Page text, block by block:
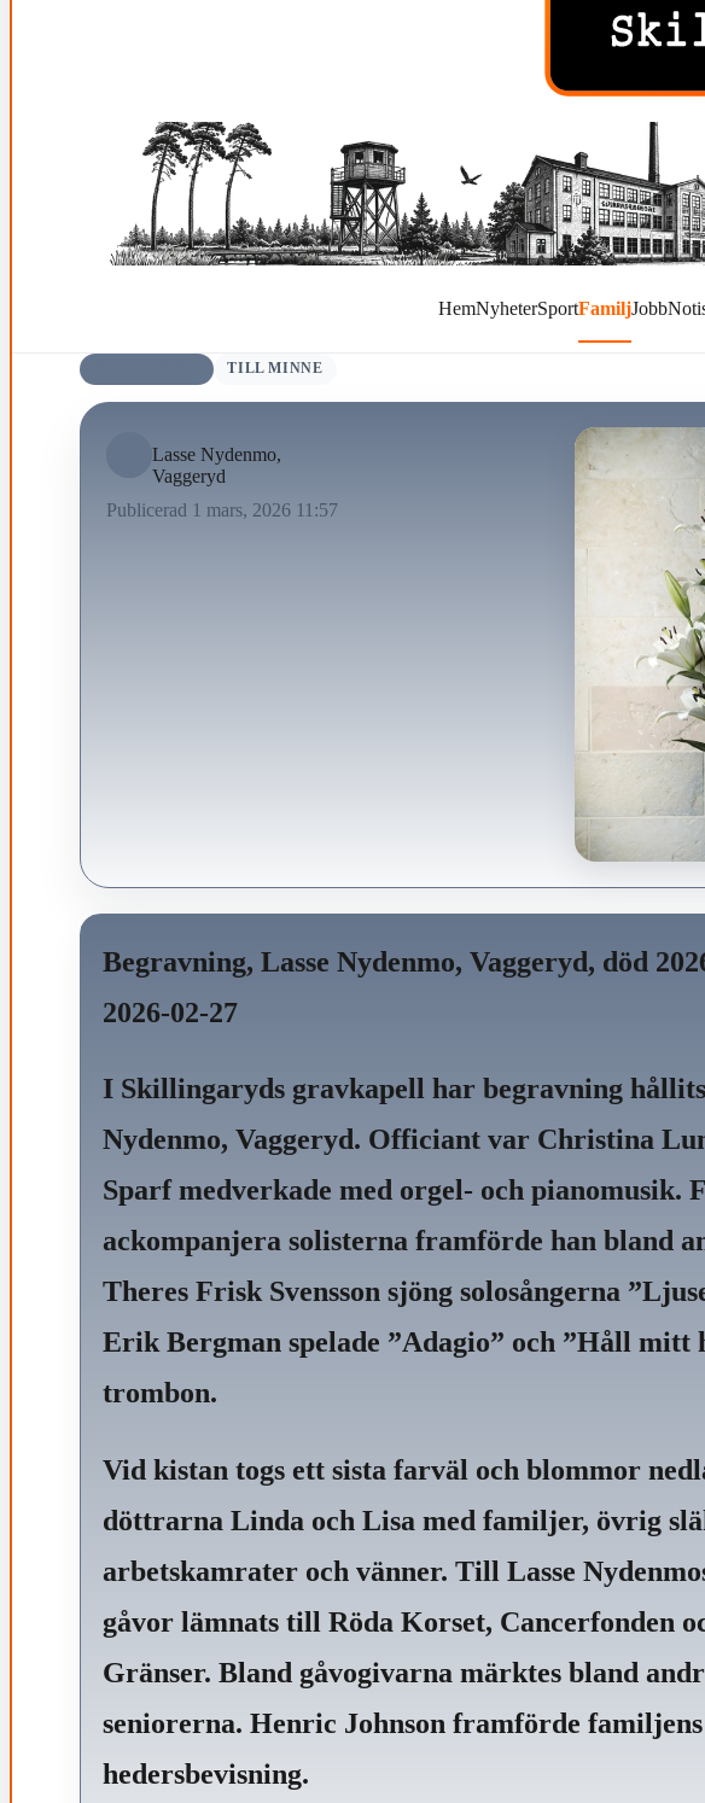
HemNyheterSportFamiljJobb
TILL MINNE
Lasse Nydenmo,
Vaggeryd
Publicerad 1 mars, 2026 11:57
Begravning, Lasse Nydenmo, Vaggeryd, död
2026-02-27
I Skillingaryds gravkapell har begravning
Nydenmo, Vaggeryd. Officiant var Christina
Sparf medverkade med orgel- och pianomusik.
ackompanjera solisterna framförde han bland
Theres Frisk Svensson sjöng solosångerna
Erik Bergman spelade ”Adagio” och ”Håll mitt
trombon.
Vid kistan togs ett sista farväl och blommor
döttrarna Linda och Lisa med familjer, övrig
arbetskamrater och vänner. Till Lasse
gåvor lämnats till Röda Korset, Cancerfonden
Gränser. Bland gåvogivarna märktes bland
seniorerna. Henric Johnson framförde
hedersbevisning.